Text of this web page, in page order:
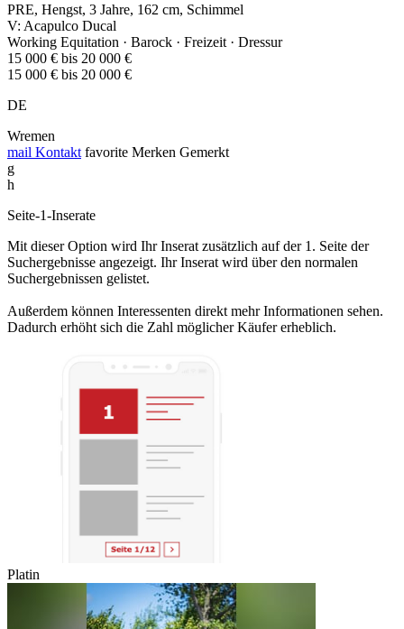
PRE, Hengst, 3 Jahre, 162 cm, Schimmel
V: Acapulco Ducal
Working Equitation · Barock · Freizeit · Dressur
15 000 € bis 20 000 €
15 000 € bis 20 000 €
DE
Wremen
mail Kontakt favorite Merken Gemerkt
g
h
Seite-1-Inserate
Mit dieser Option wird Ihr Inserat zusätzlich auf der 1. Seite der
Suchergebnisse angezeigt. Ihr Inserat wird über den normalen
Suchergebnissen gelistet.
Außerdem können Interessenten direkt mehr Informationen sehen.
Dadurch erhöht sich die Zahl möglicher Käufer erheblich.
Platin